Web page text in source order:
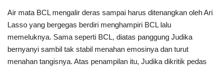
Air mata BCL mengalir deras sampai harus ditenangkan oleh Ari
Lasso yang bergegas berdiri menghampiri BCL lalu
memeluknya. Sama seperti BCL, diatas panggung Judika
bernyanyi sambil tak stabil menahan emosinya dan turut
menahan tangisnya. Atas penampilan itu, Judika dikritik pedas